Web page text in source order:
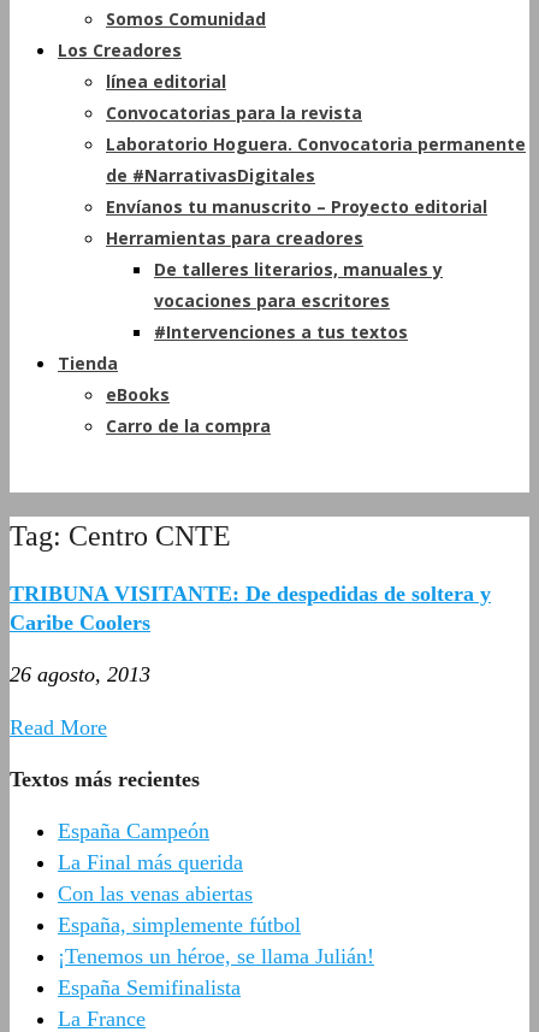
Somos Comunidad
Los Creadores
línea editorial
Convocatorias para la revista
Laboratorio Hoguera. Convocatoria permanente
de #NarrativasDigitales
Envíanos tu manuscrito – Proyecto editorial
Herramientas para creadores
De talleres literarios, manuales y
vocaciones para escritores
#Intervenciones a tus textos
Tienda
eBooks
Carro de la compra
Tag: Centro CNTE
TRIBUNA VISITANTE: De despedidas de soltera y
Caribe Coolers
26 agosto, 2013
Read More
Textos más recientes
España Campeón
La Final más querida
Con las venas abiertas
España, simplemente fútbol
¡Tenemos un héroe, se llama Julián!
España Semifinalista
La France